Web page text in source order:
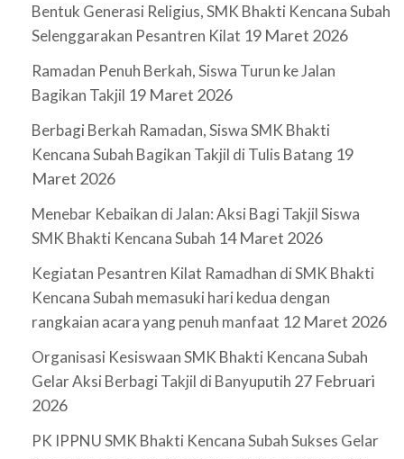
Bentuk Generasi Religius, SMK Bhakti Kencana Subah
Selenggarakan Pesantren Kilat 19 Maret 2026
Ramadan Penuh Berkah, Siswa Turun ke Jalan
Bagikan Takjil 19 Maret 2026
Berbagi Berkah Ramadan, Siswa SMK Bhakti
Kencana Subah Bagikan Takjil di Tulis Batang 19
Maret 2026
Menebar Kebaikan di Jalan: Aksi Bagi Takjil Siswa
SMK Bhakti Kencana Subah 14 Maret 2026
Kegiatan Pesantren Kilat Ramadhan di SMK Bhakti
Kencana Subah memasuki hari kedua dengan
rangkaian acara yang penuh manfaat 12 Maret 2026
Organisasi Kesiswaan SMK Bhakti Kencana Subah
Gelar Aksi Berbagi Takjil di Banyuputih 27 Februari
2026
PK IPPNU SMK Bhakti Kencana Subah Sukses Gelar